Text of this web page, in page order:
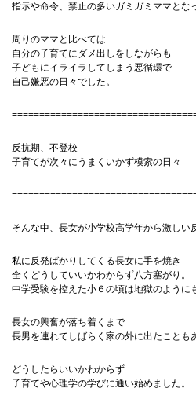
指示や命令、禁止の多いガミガミママとな
周りのママと比べては
自分の子育てにダメ出しをしながらも
子どもにイライラしてしまう悪循環で
自己嫌悪の日々でした。
反抗期、不登校
子育てが次々にうまくいかず模索の日々
そんな中、長女が小学校高学年から激しい
私に反発ばかりしてくる長女に手を焼き
全くどうしていいかわからず八方塞がり。
中学受験を控えた小６の頃は地獄のように
長女の興奮が落ち着くまで
長男を連れてしばらく家の外に出たことも
どうしたらいいかわからず
子育てや心理学の学びに通い始めました。